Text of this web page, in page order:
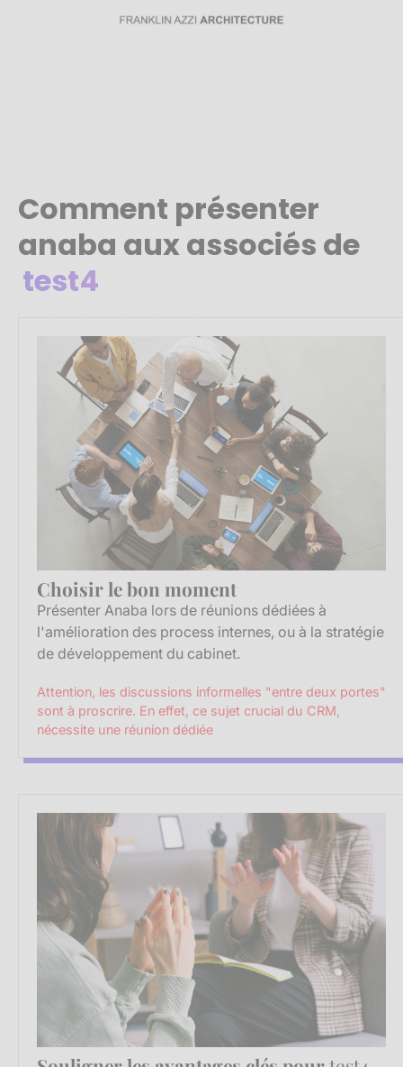
Comment présenter
anaba aux associés de
test4
Choisir le bon moment
Présenter Anaba lors de réunions dédiées à
l'amélioration des process internes, ou à la stratégie
de développement du cabinet.
Attention, les discussions informelles "entre deux portes"
sont à proscrire. En effet, ce sujet crucial du CRM,
nécessite une réunion dédiée